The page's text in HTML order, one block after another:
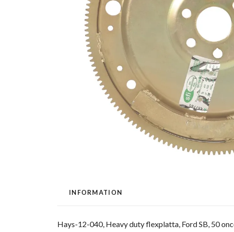
INFORMATION
Hays-12-040, Heavy duty flexplatta, Ford SB, 50